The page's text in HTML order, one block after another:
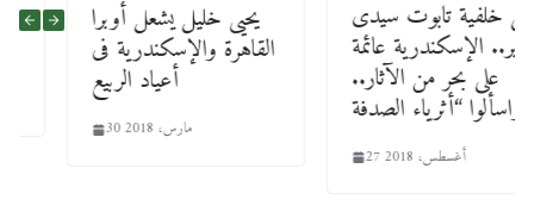
يحيى خليل يشعل أوبرا
القاهرة والإسكندرية فى
أعياد الربيع
30 مارس، 2018
على خلفية تابوت سيدى
جابر.. الإسكندرية عائمة
على بحر من الآثار..
واسألوا “أثرياء الصدفة”
27 أغسطس، 2018